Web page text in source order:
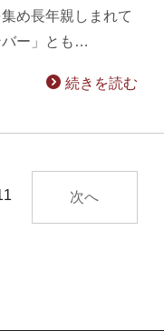
め長年親しまれて
バー」とも…
続きを読む
次へ